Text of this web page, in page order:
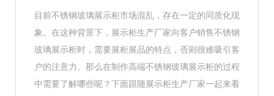
目前不锈钢玻璃展示柜市场混乱，存在一定的同质化现
象。在这种背景下，展示柜生产厂家向客户销售不锈钢
玻璃展示柜时，需要展柜展品的特点，否则很难吸引客
户的注意力。那么在制作高端不锈钢玻璃展示柜的过程
中需要了解哪些呢？下面跟随展示柜生产厂家一起来看